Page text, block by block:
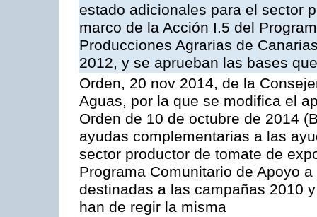
estado adicionales para el sector
marco de la Acción I.5 del
Producciones Agrarias de
2012, y se aprueban las bases
Orden, 20 nov 2014, de la
Aguas, por la que se modifica el
Orden de 10 de octubre de 2014
ayudas complementarias a las
sector productor de tomate de
Programa Comunitario de Apoyo
destinadas a las campañas 2010
han de regir la misma